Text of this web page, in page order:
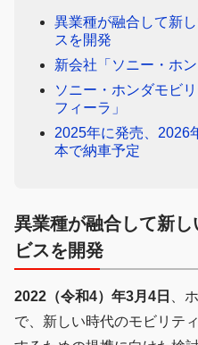
異業種が融合して新
スを開発
新会社「ソニー・ホ
ソニー・ホンダモビ
フィーラ」
2025年に発売、2026
本で納車予定
異業種が融合して新
ビスを開発
2022（令和4）年3月4日
、
で、新しい時代のモビリテ